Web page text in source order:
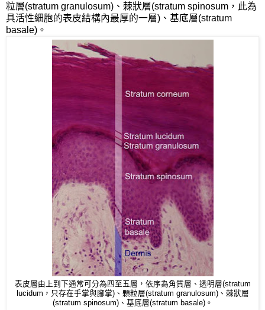
粒層(stratum granulosum)、棘狀層(stratum spinosum，此為
具活性細胞的表皮結構內最厚的一層)、基底層(stratum
basale)。
表皮層由上到下通常可分為四至五層，依序為角質層、透明層(stratum
lucidum，只存在手掌與腳掌)、顆粒層(stratum granulosum)、棘狀層
(stratum spinosum)、基底層(stratum basale)。